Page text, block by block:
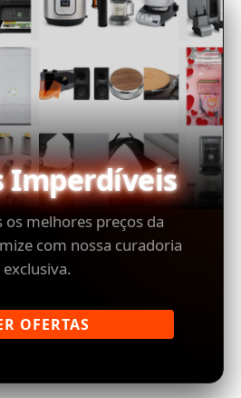
Imperdíveis
melhores preços da
com nossa curadoria
exclusiva.
OFERTAS